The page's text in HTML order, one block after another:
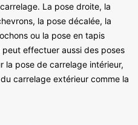
La pose droite, la
la pose décalée, la
ou la pose en tapis
effectuer aussi des poses
la pose de carrelage intérieur,
carrelage extérieur comme la